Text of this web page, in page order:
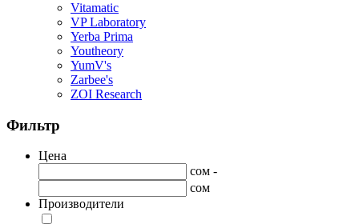
Vitamatic
VP Laboratory
Yerba Prima
Youtheory
YumV's
Zarbee's
ZOI Research
Фильтр
Цена
сом -
сом
Производители